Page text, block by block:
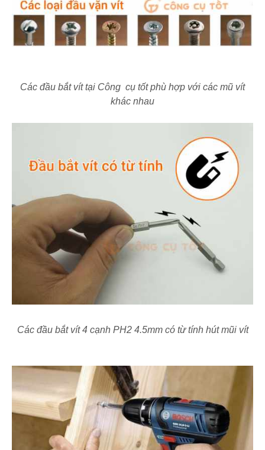
Các đầu bắt vít tại Công cụ tốt phù hợp với các mũ vít
khác nhau
Các đầu bắt vít 4 cạnh PH2 4.5mm có từ tính hút mũi vít